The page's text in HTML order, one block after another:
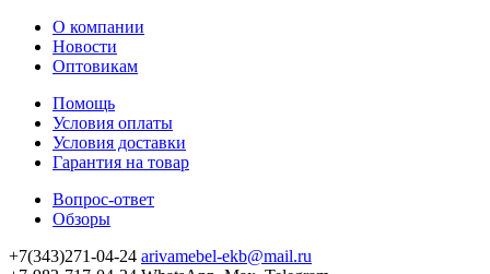
О компании
Новости
Оптовикам
Помощь
Условия оплаты
Условия доставки
Гарантия на товар
Вопрос-ответ
Обзоры
+7(343)271-04-24 arivamebel-ekb@mail.ru